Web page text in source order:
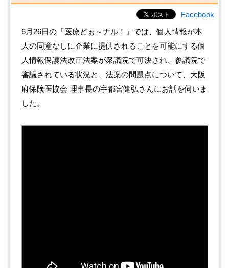
Facebook
6月26日の「医療どぉ～ナル！」では、個人情報が本
人の同意なしに企業に提供されることを可能にする個
人情報保護法改正法案が衆議院で可決され、参議院で
審議されている状況と、法案の問題点について、大阪
府保険医協会 理事長の宇都宮健弘さんにお話を伺いま
した。